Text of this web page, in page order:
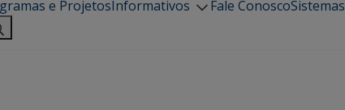
e ProjetosInformativos Fale ConoscoSistemas